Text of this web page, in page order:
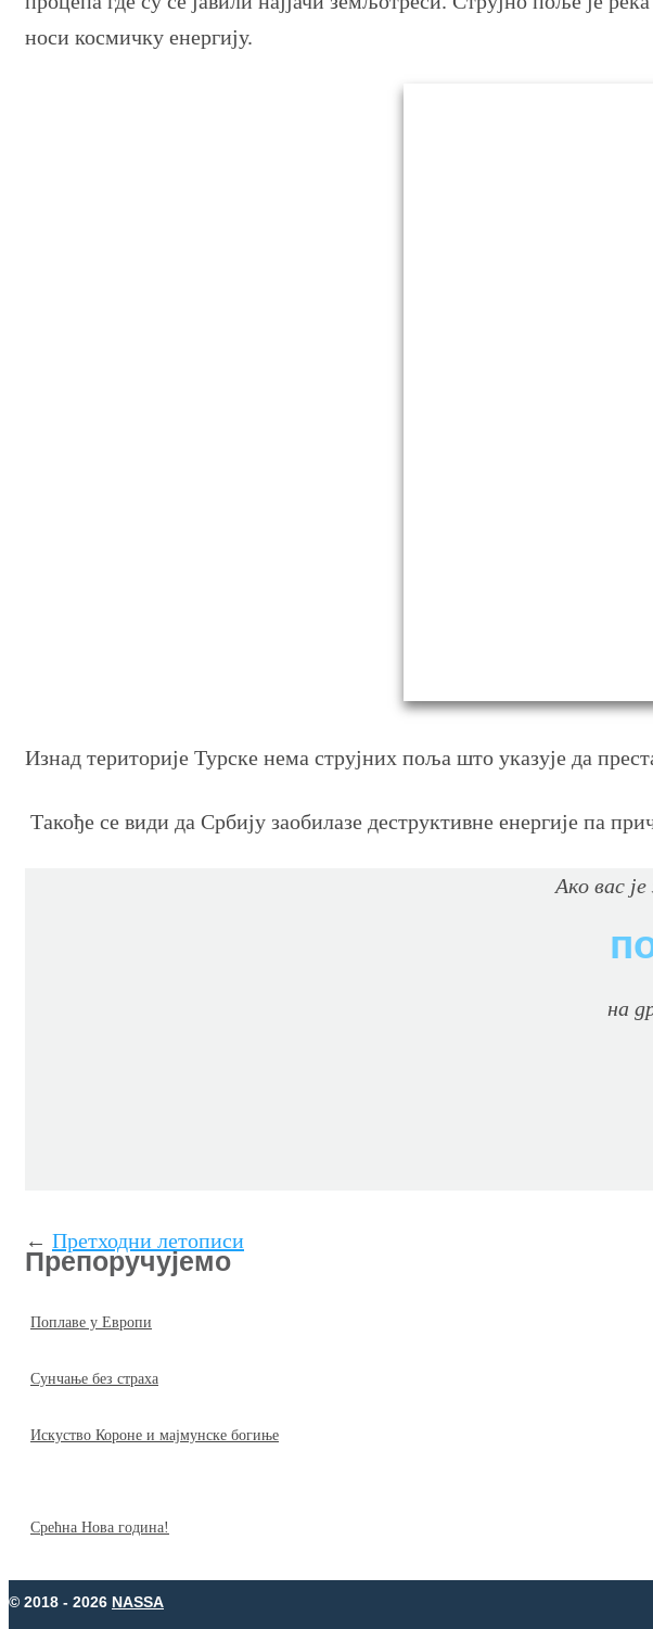
носи космичку енергију.
Изнад територије Турске нема струјних поља што указује да
Такође се види да Србију заобилазе деструктивне енергије па
Ако вас je
на
Препоручујемо
Поплаве у Европи
Сунчање без страха
Искуство Короне и мајмунске богиње
Срећна Нова година!
← Претходни летописи
© 2018 - 2026 NASSA